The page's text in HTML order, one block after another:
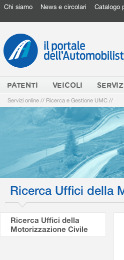
Chi siamo News e circolari Catalogo
PATENTI VEICOLI
Servizi online // Ricerca e Gestione UMC //
Ricerca Uffici della
Ricerca Uffici della
Motorizzazione Civile